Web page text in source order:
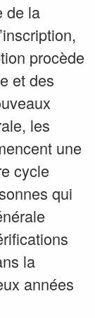
de la
procède
et des
les
une
cycle
qui
la
années